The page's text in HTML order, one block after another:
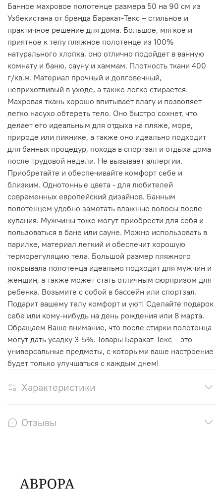
Банное махровое полотенце размера 50 на 90 см из
Узбекистана от бренда Баракат-Текс – стильное и
практичное решение для дома. Большое, мягкое и
приятное к телу пляжное полотенце из 100%
натурального хлопка, оно отлично подойдет в ванную
комнату и баню, сауну и хаммам. Плотность ткани 400
г/кв.м. Материал прочный и долговечный,
неприхотливый в уходе, а также легко стирается.
Махровая ткань хорошо впитывает влагу и позволяет
легко насухо обтереть тело. Оно быстро сохнет, что
делает его идеальным для отдыха на пляже, море,
природе или пикнике, а также оно идеально подходит
для банных процедур, похода в спортзал и отдыха дома
после трудовой недели. Не вызывает аллергии.
Приобретайте и обеспечивайте комфорт себе и
близким. Однотонные цвета - для любителей
современных европейский дизайнов. Банным
полотенцем удобно замотать влажные волосы после
купания. Мужчины тоже могут приобрести для себя и
пользоваться в бане или сауне. Можно использовать в
парилке, материал легкий и обеспечит хорошую
терморегуляцию тела. Большой размер пляжного
покрывала полотенца идеально подходит для мужчин и
женщин, а также может стать отличным сюрпризом для
ребенка. Возьмите с собой в бассейн или спортзал.
Подарит вашему телу комфорт и уют! Сделайте подарок
себе или кому-нибудь на день рождения или 8 марта.
Обращаем Ваше внимание, что после стирки полотенца
могут дать усадку 3-5%. Товары Баракат-Текс – это
универсальные предметы, с которыми ваше настроение
будет только улучшаться с каждым днем!
Характеристики
Отзывы